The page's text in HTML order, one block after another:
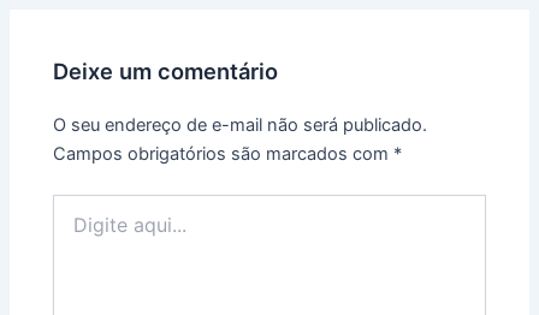
Deixe um comentário
O seu endereço de e-mail não será publicado.
Campos obrigatórios são marcados com *
aqui...